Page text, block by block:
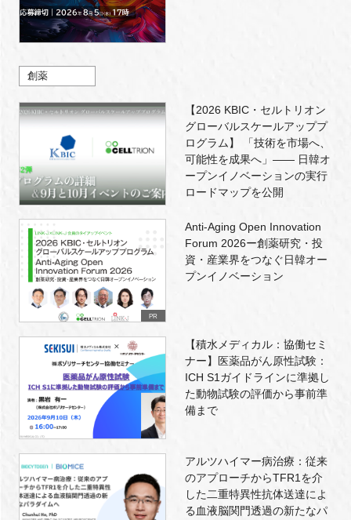
創薬
【2026 KBIC・セルトリオン
グローバルスケールアッププ
ログラム】 「技術を市場へ、
可能性を成果へ」―― 日韓オ
ープンイノベーションの実行
ロードマップを公開
PR
Anti-Aging Open Innovation
Forum 2026ー創薬研究・投
資・産業界をつなぐ日韓オー
プンイノベーション
【積水メディカル：協働セミ
ナー】医薬品がん原性試験：
ICH S1ガイドラインに準拠し
た動物試験の評価から事前準
備まで
アルツハイマー病治療：従来
のアプローチからTFR1を介
した二重特異性抗体送達によ
る血液脳関門透過の新たなパ